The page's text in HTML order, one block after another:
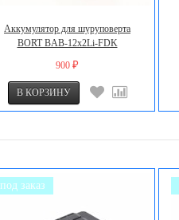
Аккумулятор для шуруповерта
BORT BAB-12х2Li-FDK
900 ₽
под заказ